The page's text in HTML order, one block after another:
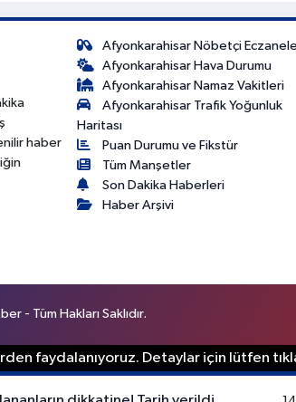
haber
Afyonkarahisar Nöbetçi
Afyonkarahisar Hava Durumu
Afyonkarahisar Namaz Vakitleri
Afyonkarahisar Trafik Yoğunluk
Haritası
Puan Durumu ve Fikstür
Tüm Manşetler
Son Dakika Haberleri
Haber Arşivi
- Tüm Hakları Saklıdır.
faydalanıyoruz. Detaylar için lütfen